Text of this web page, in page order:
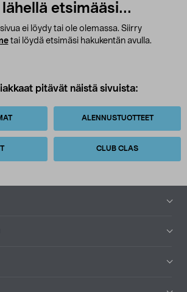
etsimääsi...
ei löydy tai ole olemassa. Siirry
tai löydä etsimäsi hakukentän avulla.
pitävät näistä sivuista:
ALENNUSTUOTTEET
CLUB CLAS